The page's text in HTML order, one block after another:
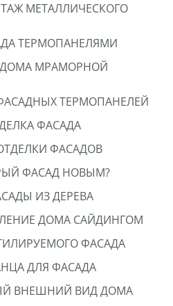
МЕТАЛЛИЧЕСКОГО
ТЕРМОПАНЕЛЯМИ
ДОМА МРАМОРНОЙ
ТЕРМОПАНЕЛЕЙ
ФАСАДА
ФАСАДОВ
ФАСАД НОВЫМ?
ИЗ ДЕРЕВА
ДОМА САЙДИНГОМ
ФАСАДА
ДЛЯ ФАСАДА
ВНЕШНИЙ ВИД ДОМА